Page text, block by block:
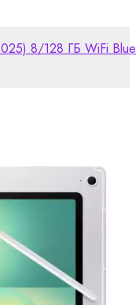
8/128 ГБ WiFi Blue